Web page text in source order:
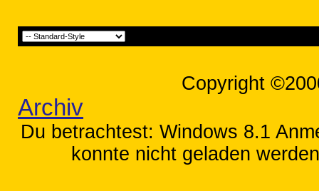
Copyright
Archiv
Du betrachtest: Windows 8.1
konnte nicht geladen